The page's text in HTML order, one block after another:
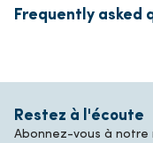
Frequently asked
Restez à l'écoute
Abonnez-vous à